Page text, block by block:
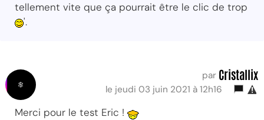
tellement vite que ça pourrait être le clic de trop
'.
par Cristallix
le jeudi 03 juin 2021 à 12h16
Merci pour le test Eric !